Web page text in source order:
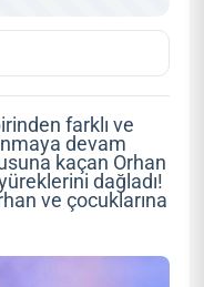
farklı ve
devam
kaçan Orhan
dağladı!
ve çocuklarına